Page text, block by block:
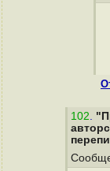
102.